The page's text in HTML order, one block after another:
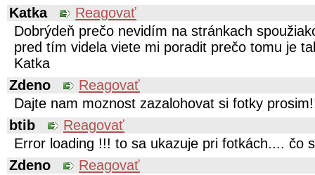
Katka
Reagovať
Dobrýdeň prečo nevidím na stránkach
pred tím videla viete mi poradit prečo tomu je
Katka
Zdeno
Reagovať
Dajte nam moznost zazalohovat si fotky
btib
Reagovať
Error loading !!! to sa ukazuje pri fotkách.... čo
Zdeno
Reagovať